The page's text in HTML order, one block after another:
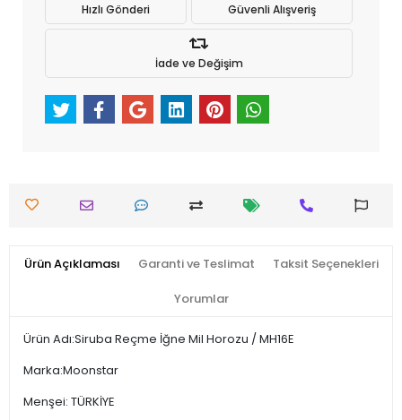
Hızlı Gönderi Güvenli Alışveriş
İade ve Değişim
Ürün Açıklaması Garanti ve Teslimat Taksit Seçenekleri
Yorumlar
Ürün Adı:Siruba Reçme İğne Mil Horozu / MH16E
Marka:Moonstar
Menşei: TÜRKİYE